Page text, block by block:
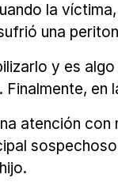
la
una
y es
en
atención